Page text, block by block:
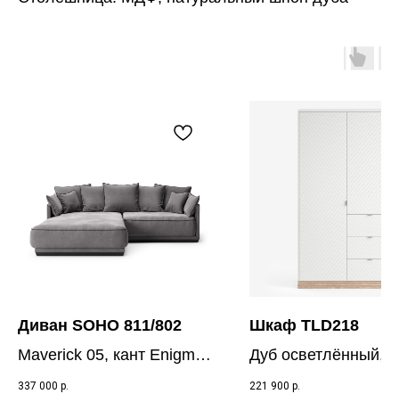
Диван SOHO 811/802
Maverick 05, кант Enigma
12
337 000 р.
Шкаф TLD218
Дуб осветлённый,
серый RAL7035
221 900 р.